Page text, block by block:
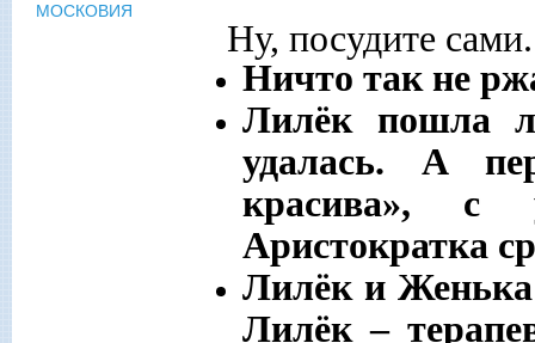
Ну, посудите сами.
Ничто так не
Лилёк пошла
удалась. А
красива», с
Аристократка
Лилёк и Женька
Лилёк –
МОСКОВИЯ